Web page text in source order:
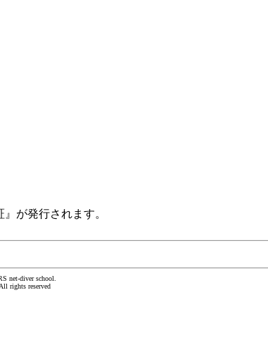
が発行されます。
net-diver school.
rights reserved